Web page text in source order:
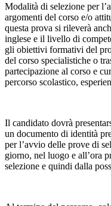
Modalità di selezione per
argomenti del corso e/o
questa prova si rileverà
inglese e il livello di
gli obiettivi formativi del
del corso specialistiche o
partecipazione al corso e
percorso scolastico,
Il candidato dovrà
un documento di identità
per l’avvio delle prove di
giorno, nel luogo e all’ora
selezione e quindi dalla